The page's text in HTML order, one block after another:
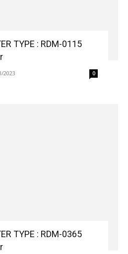
TYPE : RDM-0115
2023 0
TYPE : RDM-0365